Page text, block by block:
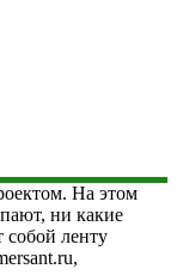
На этом
ни какие
собой ленту